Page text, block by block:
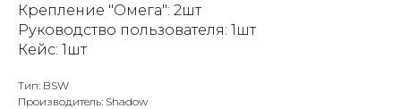
Крепление "Омега": 2шт
Руководство пользователя: 1шт
Кейс: 1шт
Тип: BSW
Производитель: Shadow